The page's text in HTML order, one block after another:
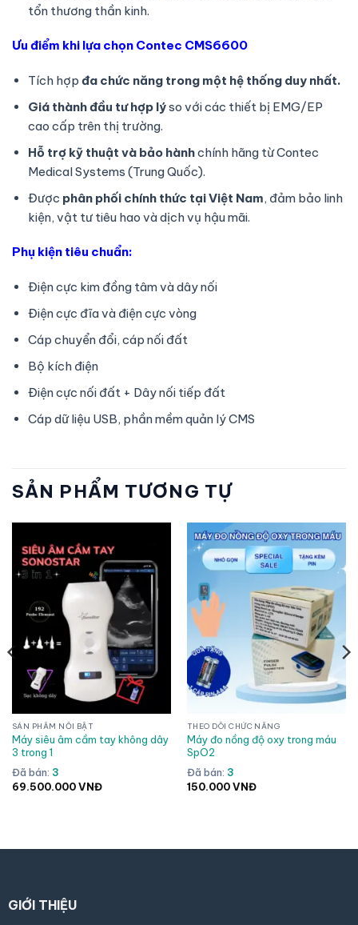
tổn thương thần kinh.
Ưu điểm khi lựa chọn Contec CMS6600
Tích hợp đa chức năng trong một hệ thống duy nhất.
Giá thành đầu tư hợp lýso với các thiết bị EMG/EP
cao cấp trên thị trường.
Hỗ trợ kỹ thuật và bảo hànhchính hãng từ Contec
Medical Systems (Trung Quốc).
Được phân phối chính thức tại Việt Nam, đảm bảo linh
kiện, vật tư tiêu hao và dịch vụ hậu mãi.
Phụ kiện tiêu chuẩn:
Điện cực kim đồng tâm và dây nối
Điện cực đĩa và điện cực vòng
Cáp chuyển đổi, cáp nối đất
Bộ kích điện
Điện cực nối đất + Dây nối tiếp đất
Cáp dữ liệu USB, phần mềm quản lý CMS
SẢN PHẨM TƯƠNG TỰ
SẢN PHẨM NỔI BẬT
Máy siêu âm cầm tay không dây
3 trong 1
Đã bán: 3
69.500.000VNĐ
THEO DÕI CHỨC NĂNG
Máy đo nồng độ oxy trong máu
SpO2
Đã bán: 3
150.000VNĐ
GIỚI THIỆU